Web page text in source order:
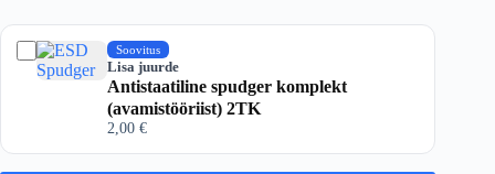
Soovitus
Lisa juurde
Antistaatiline spudger komplekt
(avamistööriist) 2TK
2,00 €